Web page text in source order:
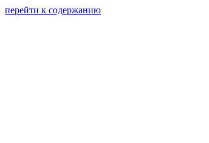
перейти к содержанию